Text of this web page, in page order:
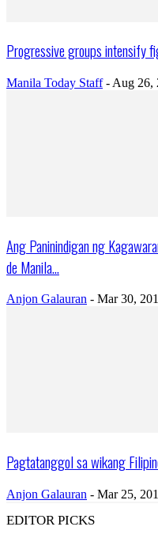
Progressive groups intensify
Manila Today Staff - Aug 26,
Ang Paninindigan ng
de Manila...
Anjon Galauran - Mar 30,
Pagtatanggol sa wikang
Anjon Galauran - Mar 25,
EDITOR PICKS